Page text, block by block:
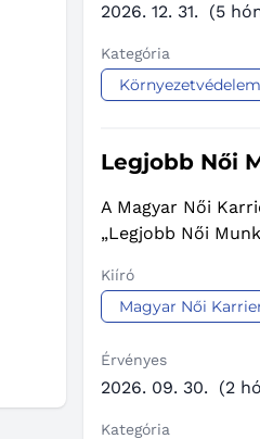
2026. 12. 31. (5
Kategória
Környezetvédelem
Legjobb Női
A Magyar Női
„Legjobb Női
Kiíró
Magyar Női
Érvényes
2026. 09. 30. (2
Kategória